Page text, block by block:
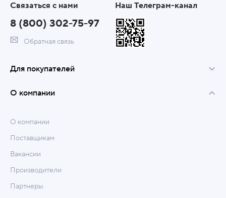
Связаться с нами
8 (800) 302-75-97
Обратная связь
Наш Телеграм-канал
Для покупателей
О компании
О компании
Поставщикам
Вакансии
Производители
Партнеры